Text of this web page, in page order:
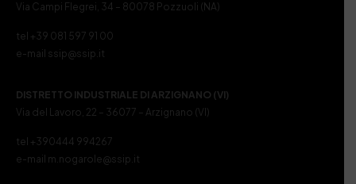
Via Campi Flegrei, 34 – 80078 Pozzuoli (NA)
tel +39 081 597 91 00
e-mail ssip@ssip.it
DISTRETTO INDUSTRIALE DI ARZIGNANO (VI)
Via del Lavoro, 22 – 36077 – Arzignano (VI)
tel +390444 994267
e-mail m.nogarole@ssip.it